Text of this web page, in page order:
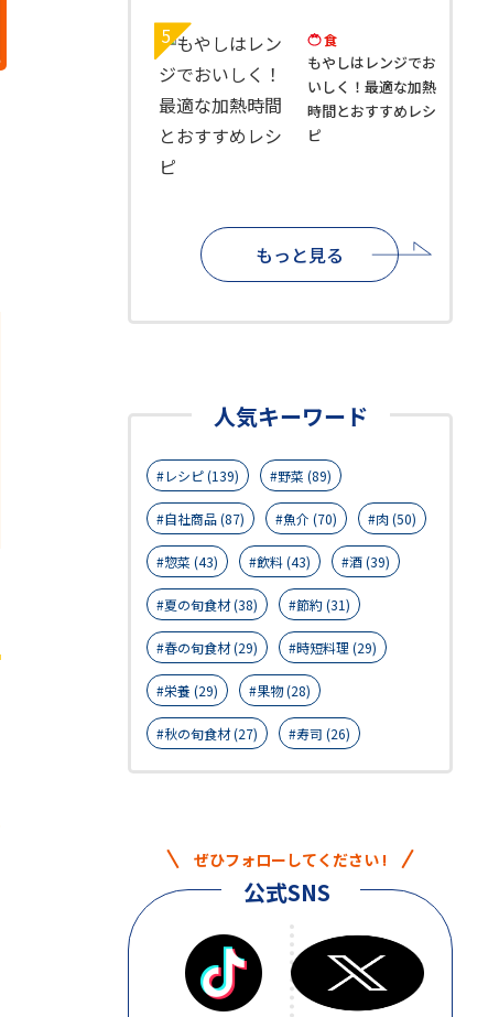
5 食
もやしはレンジでお
いしく！最適な加熱
時間とおすすめレシ
ピ
もっと見る
人気キーワード
レシピ (139) 野菜 (89)
自社商品 (87) 魚介 (70) 肉 (50)
惣菜 (43) 飲料 (43) 酒 (39)
夏の旬食材 (38) 節約 (31)
春の旬食材 (29) 時短料理 (29)
栄養 (29) 果物 (28)
秋の旬食材 (27) 寿司 (26)
ぜひフォローしてください !
公式SNS